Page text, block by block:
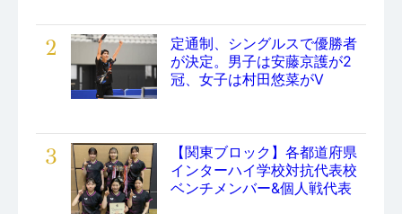
2
定通制、シングルスで優勝者
が決定。男子は安藤京護が2
冠、女子は村田悠菜がV
3
【関東ブロック】各都道府県
インターハイ学校対抗代表校
ベンチメンバー&個人戦代表